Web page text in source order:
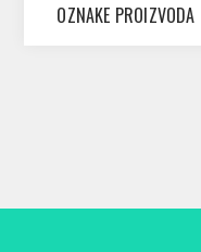
OZNAKE PROIZVODA